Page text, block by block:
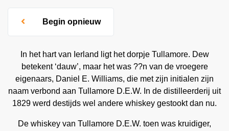
Begin opnieuw
In het hart van Ierland ligt het dorpje Tullamore. Dew
betekent ‘dauw’, maar het was ??n van de vroegere
eigenaars, Daniel E. Williams, die met zijn initialen zijn
naam verbond aan Tullamore D.E.W. In de distilleerderij uit
1829 werd destijds wel andere whiskey gestookt dan nu.
De whiskey van Tullamore D.E.W. toen was kruidiger,